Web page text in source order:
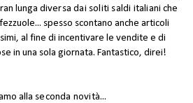
lunga diversa dai soliti saldi italiani che
spesso scontano anche articoli
al fine di incentivare le vendite e di
in una sola giornata. Fantastico, direi!
alla seconda novità...